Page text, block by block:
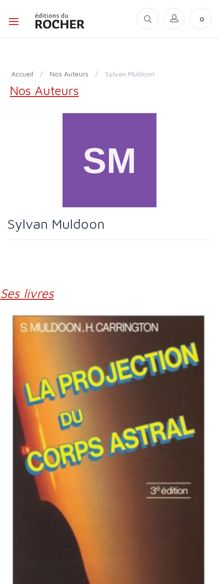
0
Accueil / Nos Auteurs / Sylvan Muldoon
Nos Auteurs
Sylvan Muldoon
Ses livres